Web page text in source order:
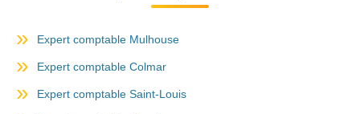
Expert comptable Mulhouse
Expert comptable Colmar
Expert comptable Saint-Louis